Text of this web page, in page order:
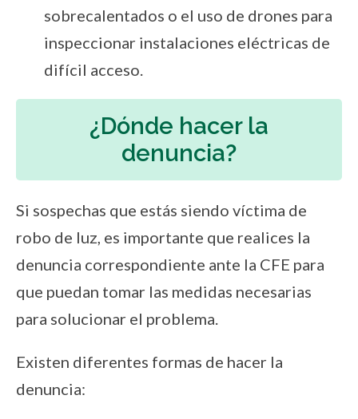
sobrecalentados o el uso de drones para
inspeccionar instalaciones eléctricas de
difícil acceso.
¿Dónde hacer la
denuncia?
Si sospechas que estás siendo víctima de
robo de luz, es importante que realices la
denuncia correspondiente ante la CFE para
que puedan tomar las medidas necesarias
para solucionar el problema.
Existen diferentes formas de hacer la
denuncia: